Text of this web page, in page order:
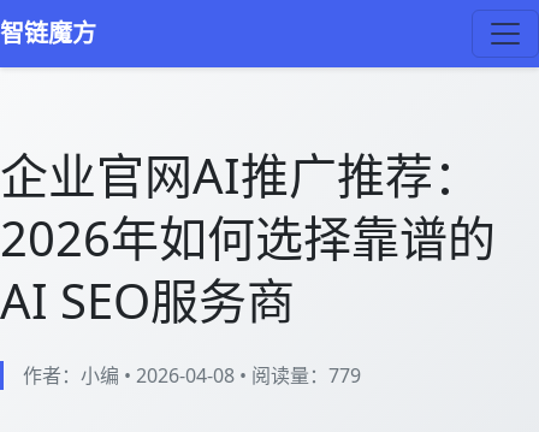
智链魔方
企业官网AI推广推荐：
2026年如何选择靠谱的
AI SEO服务商
作者：小编 • 2026-04-08 • 阅读量： 779